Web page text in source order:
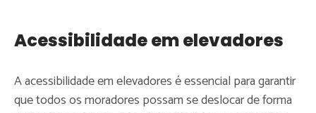
Acessibilidade em elevadores
A acessibilidade em elevadores é essencial para garantir
que todos os moradores possam se deslocar de forma